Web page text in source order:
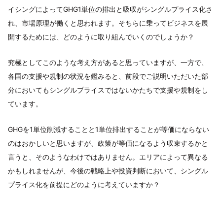
イシングによってGHG1単位の排出と吸収がシングルプライス化さ
れ、市場原理が働くと思われます。そちらに乗ってビジネスを展
開するためには、どのように取り組んでいくのでしょうか？
究極としてこのような考え方があると思っていますが、一方で、
各国の支援や規制の状況を鑑みると、前段でご説明いただいた部
分においてもシングルプライスではないかたちで支援や規制をし
ています。
GHGを1単位削減することと1単位排出することが等価にならない
のはおかしいと思いますが、政策が等価になるよう収束するかと
言うと、そのようなわけではありません。エリアによって異なる
かもしれませんが、今後の戦略上や投資判断において、シングル
プライス化を前提にどのように考えていますか？